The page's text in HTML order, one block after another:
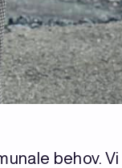
behov.